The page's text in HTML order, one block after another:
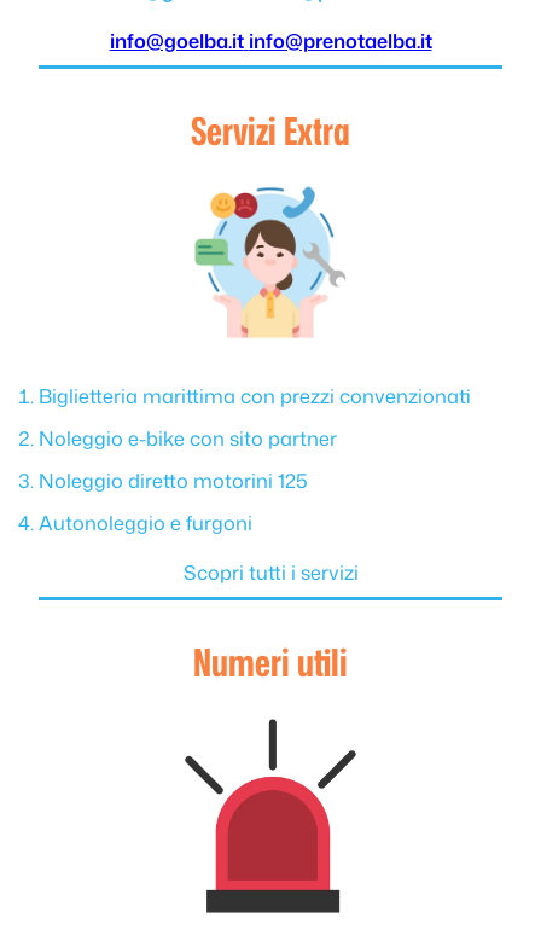
info@goelba.it info@prenotaelba.it
Servizi Extra
Biglietteria marittima con prezzi convenzionati
Noleggio e-bike con sito partner
Noleggio diretto motorini 125
Autonoleggio e furgoni
Scopri tutti i servizi
Numeri utili